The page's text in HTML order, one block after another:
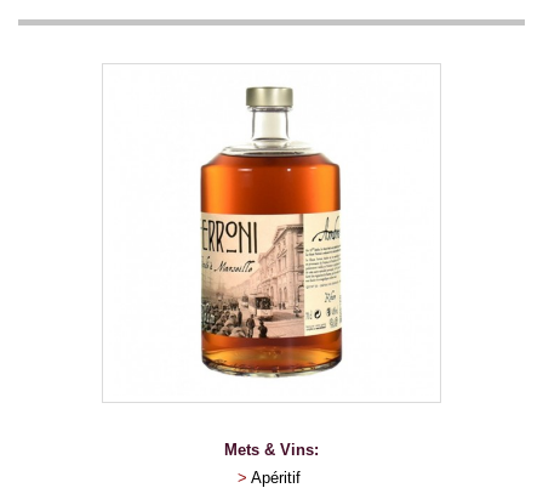
Mets & Vins:
> Apéritif